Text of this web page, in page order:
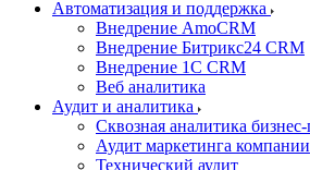
Автоматизация и поддержка
Внедрение AmoCRM
Внедрение Битрикс24 CRM
Внедрение 1C CRM
Веб аналитика
Аудит и аналитика
Сквозная аналитика
Аудит маркетинга компании
Технический аудит